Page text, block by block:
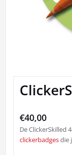
€40,00
De ClickerSkilled
clickerbadgesdie